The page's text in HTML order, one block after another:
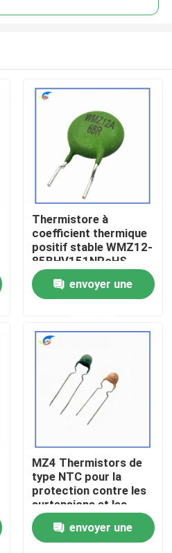
Thermistore à
coefficient thermique
positif stable WMZ12-
85BHV151NRoHS
pour la protection
contre le surcourant
Certifié compatible
envoyer une
MZ4 Thermistors de
type NTC pour la
protection contre les
surtensions et les
surcharges
envoyer une